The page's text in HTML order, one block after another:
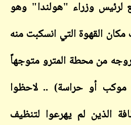
لرئيس وزراء "هولندا" وهو
القهوة التي انسكبت منه
من محطة المترو متوجهاً
موكب أو حراسة) .. لاحظوا
الذين لم يهرعوا لتنظيف